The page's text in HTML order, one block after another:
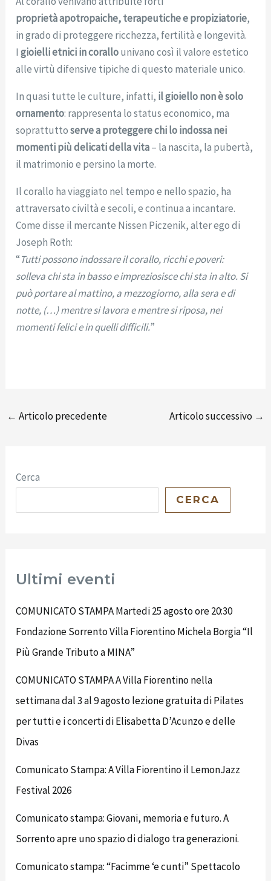
proprietà apotropaiche, terapeutiche e propiziatorie,
in grado di proteggere ricchezza, fertilità e longevità.
Igioielli etnici in corallounivano così il valore estetico
alle virtù difensive tipiche di questo materiale unico.
In quasi tutte le culture, infatti, il gioiello non è solo
ornamento: rappresenta lo status economico, ma
soprattuttoserve a proteggere chi lo indossa nei
momenti più delicati della vita– la nascita, la pubertà,
il matrimonio e persino la morte.
Il corallo ha viaggiato nel tempo e nello spazio, ha
attraversato civiltà e secoli, e continua a incantare.
Come disse il mercante Nissen Piczenik, alter ego di
Joseph Roth:
“Tutti possono indossare il corallo, ricchi e poveri:
solleva chi sta in basso e impreziosisce chi sta in alto. Si
può portare al mattino, a mezzogiorno, alla sera e di
notte, (…) mentre si lavora e mentre si riposa, nei
momenti felici e in quelli difficili.”
← Articolo precedente Articolo successivo →
Cerca
CERCA
Ultimi eventi
COMUNICATO STAMPA Martedi 25 agosto ore 20:30
Fondazione Sorrento Villa Fiorentino Michela Borgia “Il
Più Grande Tributo a MINA”
COMUNICATO STAMPA A Villa Fiorentino nella
settimana dal 3 al 9 agosto lezione gratuita di Pilates
per tutti e i concerti di Elisabetta D’Acunzo e delle
Divas
Comunicato Stampa: A Villa Fiorentino il LemonJazz
Festival 2026
Comunicato stampa: Giovani, memoria e futuro. A
Sorrento apre uno spazio di dialogo tra generazioni.
Comunicato stampa: “Facimme ‘e cunti” Spettacolo